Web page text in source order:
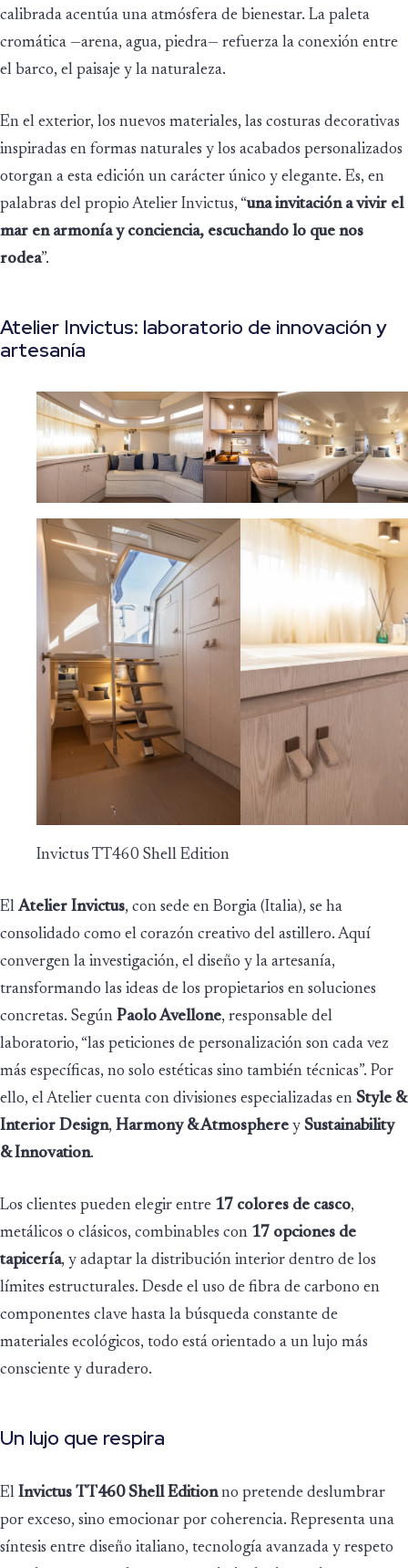
calibrada acentúa una atmósfera de bienestar. La paleta
cromática —arena, agua, piedra— refuerza la conexión entre
el barco, el paisaje y la naturaleza.
En el exterior, los nuevos materiales, las costuras decorativas
inspiradas en formas naturales y los acabados personalizados
otorgan a esta edición un carácter único y elegante. Es, en
palabras del propio Atelier Invictus, “una invitación a vivir el
mar en armonía y conciencia, escuchando lo que nos
rodea”.
Atelier Invictus: laboratorio de innovación y
artesanía
Invictus TT460 Shell Edition
ElAtelier Invictus, con sede en Borgia (Italia), se ha
consolidado como el corazón creativo del astillero. Aquí
convergen la investigación, el diseño y la artesanía,
transformando las ideas de los propietarios en soluciones
concretas. Según Paolo Avellone, responsable del
laboratorio, “las peticiones de personalización son cada vez
más específicas, no solo estéticas sino también técnicas”. Por
ello, el Atelier cuenta con divisiones especializadas en Style &
Interior Design, Harmony & Atmosphere y Sustainability
& Innovation.
Los clientes pueden elegir entre 17 colores de casco,
metálicos o clásicos, combinables con 17 opciones de
tapicería, y adaptar la distribución interior dentro de los
límites estructurales. Desde el uso de fibra de carbono en
componentes clave hasta la búsqueda constante de
materiales ecológicos, todo está orientado a un lujo más
consciente y duradero.
Un lujo que respira
El Invictus TT460 Shell Editionno pretende deslumbrar
por exceso, sino emocionar por coherencia. Representa una
síntesis entre diseño italiano, tecnología avanzada y respeto